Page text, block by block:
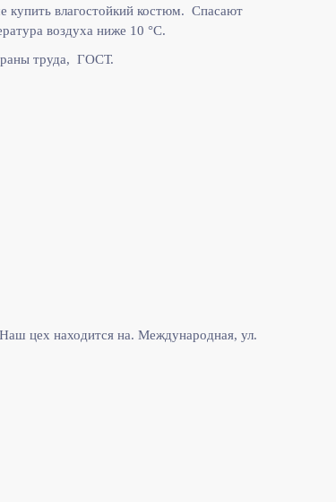
купить влагостойкий костюм. Спасают
воздуха ниже 10 °C.
труда, ГОСТ.
цех находится на. Международная, ул.